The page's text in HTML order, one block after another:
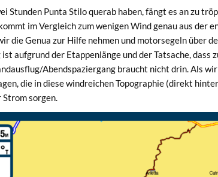
Stunden Punta Stilo querab haben, fängt es an zu
im Vergleich zum wenigen Wind genau aus der
die Genua zur Hilfe nehmen und motorsegeln über
aufgrund der Etappenlänge und der Tatsache, dass
Abendspaziergang braucht nicht drin. Als
die in diese windreichen Topographie (direkt
sorgen.